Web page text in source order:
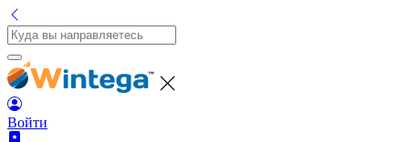
Войти